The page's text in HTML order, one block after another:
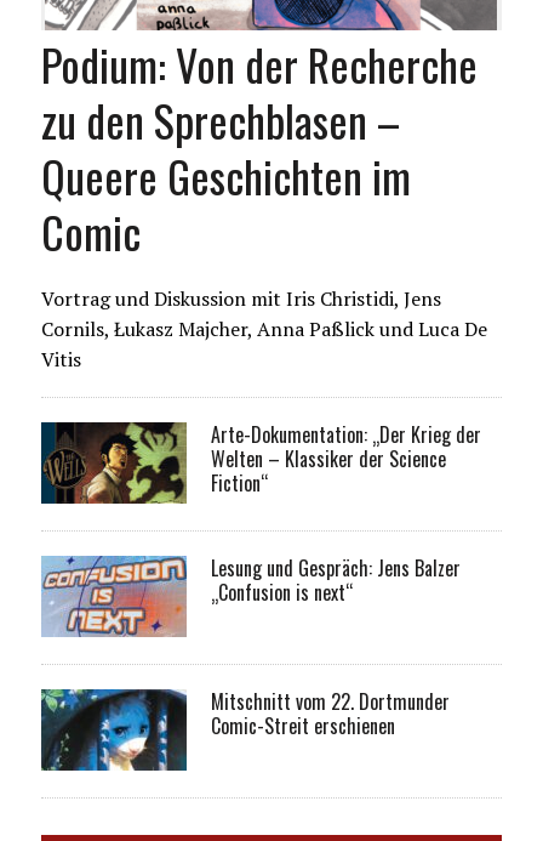
Podium: Von der Recherche
zu den Sprechblasen –
Queere Geschichten im
Comic
Vortrag und Diskussion mit Iris Christidi, Jens
Cornils, Łukasz Majcher, Anna Paßlick und Luca De
Vitis
Arte-Dokumentation: „Der Krieg der
Welten – Klassiker der Science
Fiction“
Lesung und Gespräch: Jens Balzer
„Confusion is next“
Mitschnitt vom 22. Dortmunder
Comic-Streit erschienen